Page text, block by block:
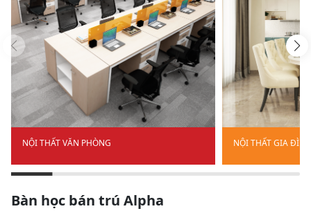
NỘI THẤT VĂN PHÒNG NỘI THẤT GIA
Bàn học bán trú Alpha